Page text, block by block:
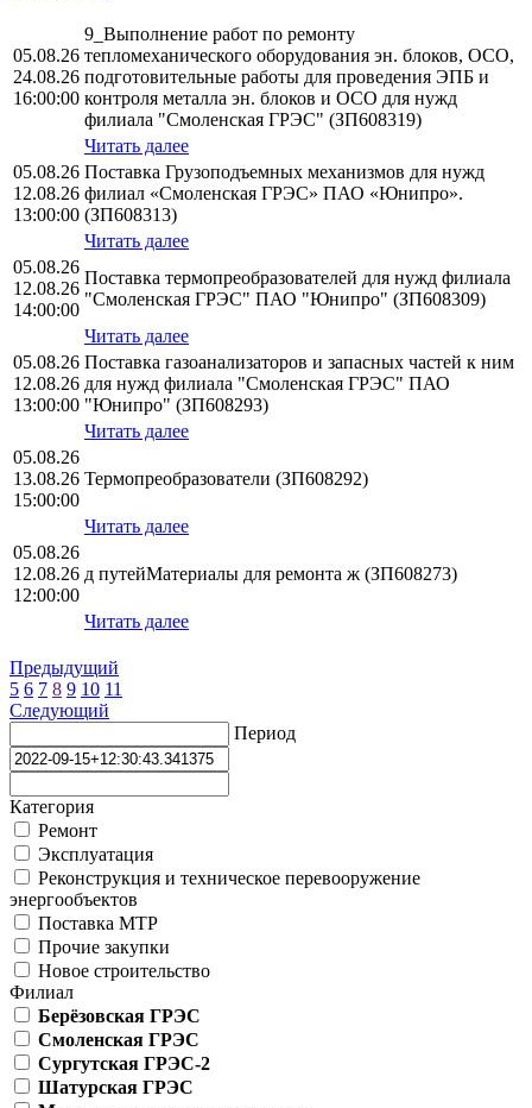
05.08.26
24.08.26
16:00:00
9_Выполнение работ по ремонту
тепломеханического оборудования эн. блоков, ОСО,
подготовительные работы для проведения ЭПБ и
контроля металла эн. блоков и ОСО для нужд
филиала "Смоленская ГРЭС" (ЗП608319)
Читать далее
05.08.26
12.08.26
13:00:00
Поставка Грузоподъемных механизмов для нужд
филиал «Смоленская ГРЭС» ПАО «Юнипро».
(ЗП608313)
Читать далее
05.08.26
12.08.26
14:00:00
Поставка термопреобразователей для нужд филиала
"Смоленская ГРЭС" ПАО "Юнипро" (ЗП608309)
Читать далее
05.08.26
12.08.26
13:00:00
Поставка газоанализаторов и запасных частей к ним
для нужд филиала "Смоленская ГРЭС" ПАО
"Юнипро" (ЗП608293)
Читать далее
05.08.26
13.08.26
15:00:00
Термопреобразователи (ЗП608292)
Читать далее
05.08.26
12.08.26
12:00:00
д путейМатериалы для ремонта ж (ЗП608273)
Читать далее
Предыдущий
5 6 7 8 9 10 11
Следующий
Период
Категория
Ремонт
Эксплуатация
Реконструкция и техническое перевооружение
энергообъектов
Поставка МТР
Прочие закупки
Новое строительство
Филиал
Берёзовская ГРЭС
Смоленская ГРЭС
Сургутская ГРЭС-2
Шатурская ГРЭС